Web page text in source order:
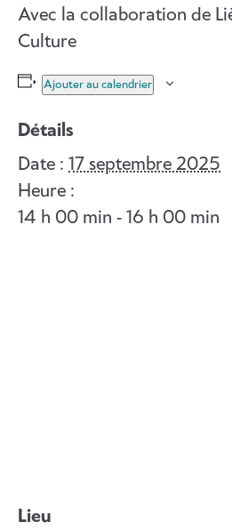
Avec la collaboration de
Culture
Ajouter au calendrier
Détails
Date : 17 septembre 2025
Heure :
14 h 00 min - 16 h 00 min
Lieu